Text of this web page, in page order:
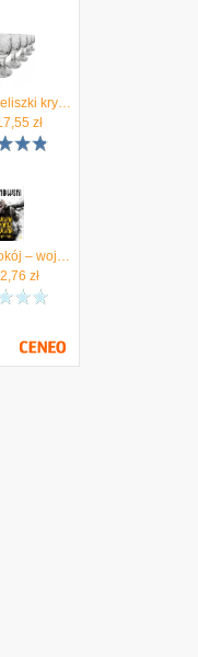
Pryzmat Kieliszki kryształowe Wódka ZA-890 25 gr.Młynek 247
zł
Wojna – pokój – wojna (1914–1945)
zł